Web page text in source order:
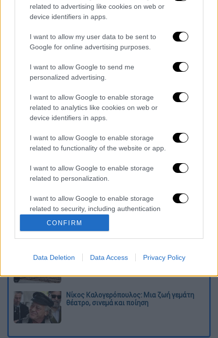
related to advertising like cookies on web or
device identifiers in apps.
I want to allow my user data to be sent to
Google for online advertising purposes.
I want to allow Google to send me
personalized advertising.
I want to allow Google to enable storage
related to analytics like cookies on web or
device identifiers in apps.
I want to allow Google to enable storage
related to functionality of the website or app.
I want to allow Google to enable storage
related to personalization.
I want to allow Google to enable storage
related to security, including authentication
functionality and fraud prevention, and other
CONFIRM
Data Deletion Data Access Privacy Policy
πρώτη φορά στηνΚίνα.
Σε ένα βίντεο τουTikTokπου δημοσιεύτηκε
τον Μάιο, ένας Αυστραλός δημιουργός
περιεχομένου και λάτρης του καφέ, ο
φτιάχνει έναν onion latte από το μηδέν, το
οποίο από τότε έχει προβληθεί πάνω από
Το φθινοπωρινό σχέδιο Ανδρουλάκη: Η
αντεπίθεση του ΠΑΣΟΚ από την κοινωνία
Η παγίδα του Ορμούζ για τον Τραμπ και το
επικίνδυνο στοίχημα της Τεχεράνης - Ποιος
θα λυγίσει πρώτος
Συναγερμός και σήμερα: Στο «κόκκινο»
Αττική και 6 περιφέρειες λόγω καύσωνα -
Νίκος Καλογερόπουλος: Μια ζωή γεμάτη
θέατρο, σινεμά και ποίηση